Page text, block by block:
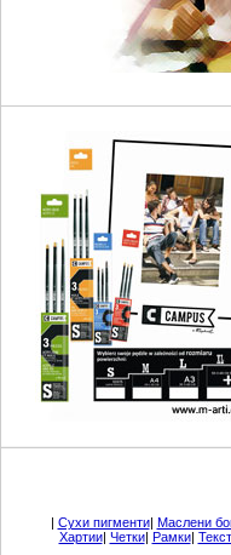
| Сухи пигменти| Маслени
Хартии| Четки| Рамки|